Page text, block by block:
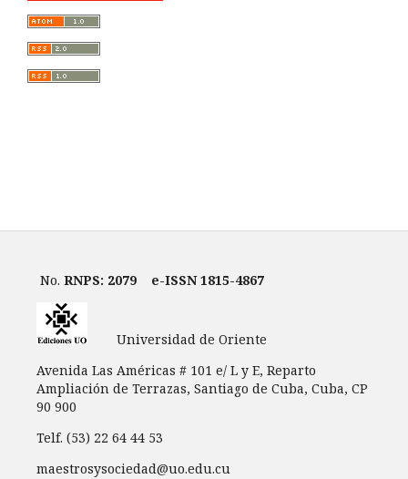
No. RNPS: 2079 e-ISSN 1815-4867
Universidad de Oriente
Avenida Las Américas # 101 e/ L y E, Reparto
Ampliación de Terrazas, Santiago de Cuba, Cuba, CP
90 900
Telf. (53) 22 64 44 53
maestrosysociedad@uo.edu.cu